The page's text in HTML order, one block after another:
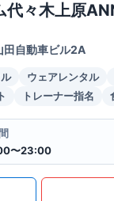
代々木上原
自動車ビル2A
ウェアレンタル
トレーナー指名
〜23:00